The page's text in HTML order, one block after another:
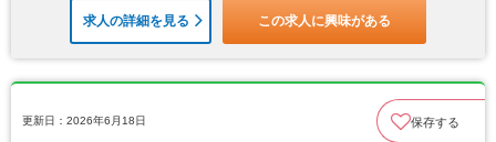
求人の詳細を見る この求人に興味がある
更新日：2026年6月18日 保存する